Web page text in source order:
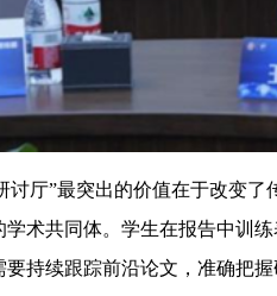
讨厅”最突出的价值在于改变
术共同体。学生在报告中训
持续跟踪前沿论文，准确把